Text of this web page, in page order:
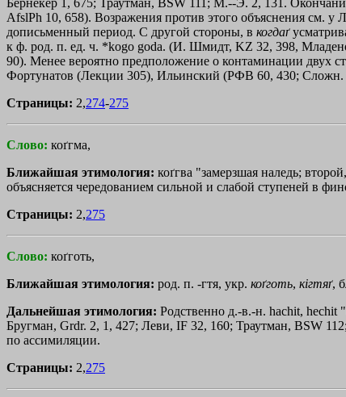
AfslPh 10, 658). Возражения против этого объяснения см.
дописьменный период. С другой стороны, в когдаґ
к ф. род. п. ед. ч. *kogo gоdа. (И. Шмидт, KZ 32, 398,
90). Менее вероятно предположение о контаминации двух
Фортунатов (Лекции 305), Ильинский (РФВ 60, 430; Сложн.
Страницы: 2,274-275
Слово: коґгма,
Ближайшая этимология: коґгва "замерзшая наледь;
объясняется чередованием сильной и слабой ступеней в
Страницы: 2,275
Слово: коґготь,
Ближайшая этимология: род. п. -гтя, укр. коґготь, кiгтяґ,
Дальнейшая этимология: Родственно д.-в.-н. hachit,
Бругман, Grdr. 2, 1, 427; Леви, IF 32, 160; Траутман, ВSW
по ассимиляции.
Страницы: 2,275